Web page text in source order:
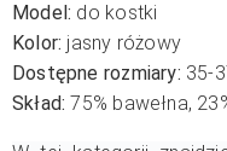
Model: do kostki
Kolor: jasny różowy
Dostępne rozmiary: 35-
Skład: 75% bawełna,